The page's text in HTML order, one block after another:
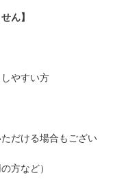
ん】
やすい方
だける場合もござい
方など）